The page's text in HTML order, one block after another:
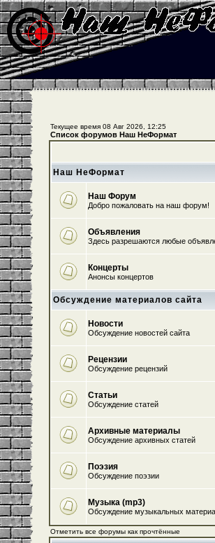
Текущее время 08 Авг 2026, 12:25
Список форумов Наш НеФормат
Наш НеФормат
Наш Форум
Добро пожаловать на наш форум!
Объявления
Здесь разрешаются любые
Концерты
Анонсы концертов
Обсуждение материалов сайта
Новости
Обсуждение новостей сайта
Рецензии
Обсуждение рецензий
Статьи
Обсуждение статей
Архивные материалы
Обсуждение архивных статей
Поэзия
Обсуждение поэзии
Музыка (mp3)
Обсуждение музыкальных
Отметить все форумы как прочтённые